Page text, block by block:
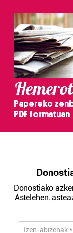
Papereko
PDF formatuan
Donostiako
Astelehen,